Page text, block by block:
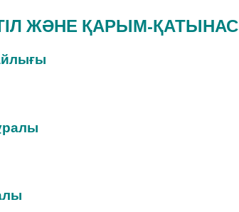
ЖӘНЕ ҚАРЫМ-ҚАТЫНАС